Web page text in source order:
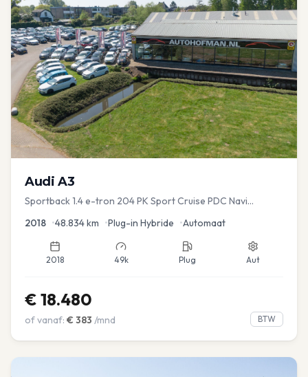
Audi A3
Sportback 1.4 e-tron 204 PK Sport Cruise PDC Navi
2018 •48.834km •Plug-in Hybride •Automaat
2018 49k Plug Aut
€ 18.480
of vanaf: € 383 /mnd BTW